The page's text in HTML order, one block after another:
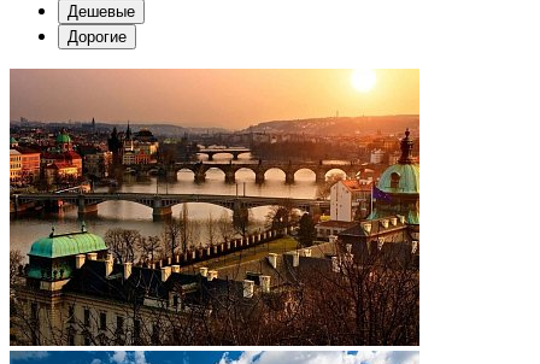
Дешевые
Дорогие